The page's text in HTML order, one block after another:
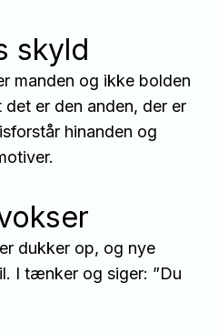
skyld
manden og ikke bolden
er den anden, der er
hinanden og
dukker op, og nye
I tænker og siger: ”Du